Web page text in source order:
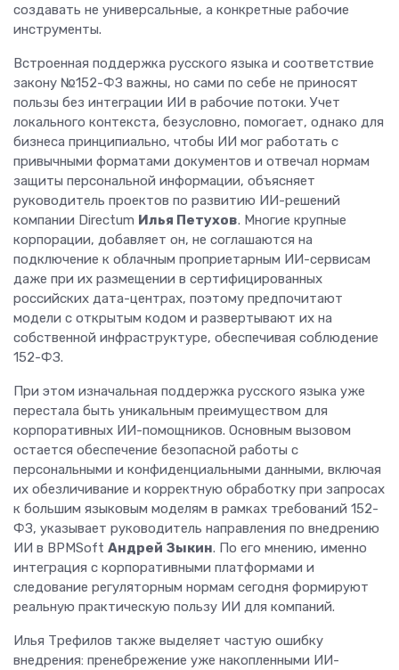
создавать не универсальные, а конкретные рабочие
инструменты.
Встроенная поддержка русского языка и соответствие
закону №152-ФЗ важны, но сами по себе не приносят
пользы без интеграции ИИ в рабочие потоки. Учет
локального контекста, безусловно, помогает, однако для
бизнеса принципиально, чтобы ИИ мог работать с
привычными форматами документов и отвечал нормам
защиты персональной информации, объясняет
руководитель проектов по развитию ИИ-решений
компании Directum Илья Петухов. Многие крупные
корпорации, добавляет он, не соглашаются на
подключение к облачным проприетарным ИИ-сервисам
даже при их размещении в сертифицированных
российских дата-центрах, поэтому предпочитают
модели с открытым кодом и развертывают их на
собственной инфраструктуре, обеспечивая соблюдение
152-ФЗ.
При этом изначальная поддержка русского языка уже
перестала быть уникальным преимуществом для
корпоративных ИИ-помощников. Основным вызовом
остается обеспечение безопасной работы с
персональными и конфиденциальными данными, включая
их обезличивание и корректную обработку при запросах
к большим языковым моделям в рамках требований 152-
ФЗ, указывает руководитель направления по внедрению
ИИ в BPMSoft Андрей Зыкин. По его мнению, именно
интеграция с корпоративными платформами и
следование регуляторным нормам сегодня формируют
реальную практическую пользу ИИ для компаний.
Илья Трефилов также выделяет частую ошибку
внедрения: пренебрежение уже накопленными ИИ-